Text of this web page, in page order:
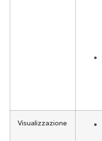
Visualizzazione